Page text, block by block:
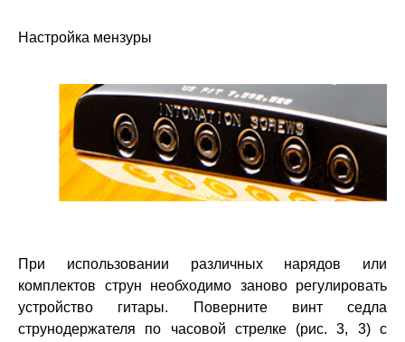
Настройка мензуры
При использовании различных нарядов или
комплектов струн необходимо заново регулировать
устройство гитары. Поверните винт седла
струнодержателя по часовой стрелке (рис. 3, 3) с